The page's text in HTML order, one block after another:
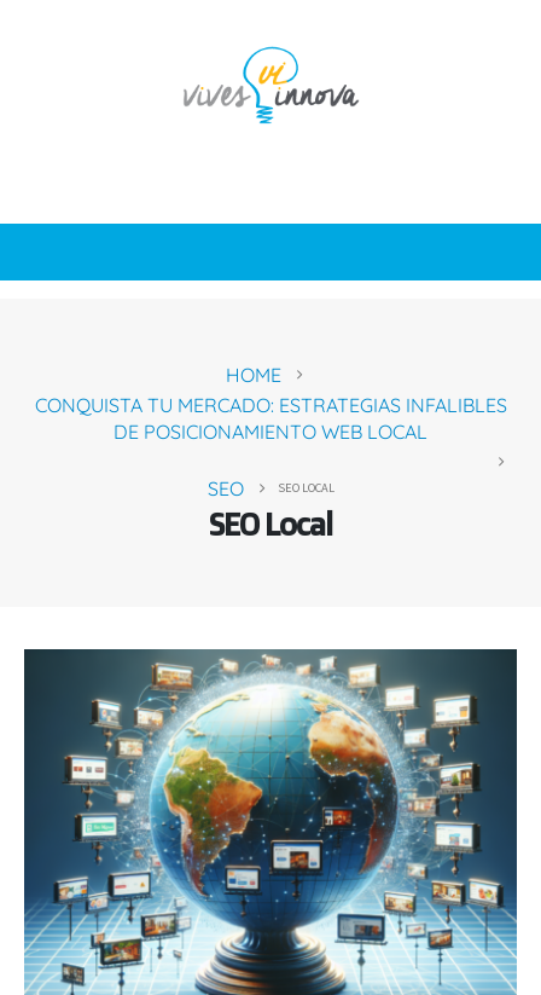
HOME
CONQUISTA TU MERCADO: ESTRATEGIAS INFALIBLES
DE POSICIONAMIENTO WEB LOCAL
SEO SEO LOCAL
SEO Local